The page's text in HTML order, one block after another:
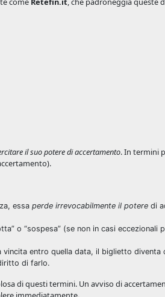
il suo potere di accertamento. In termini
essa perde irrevocabilmente il potere di
o “sospesa” (se non in casi eccezionali
entro quella data, il biglietto diventa
di farlo.
di questi termini. Un avviso di